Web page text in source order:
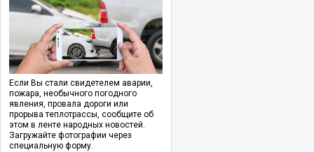
Если Вы стали свидетелем аварии,
пожара, необычного погодного
явления, провала дороги или
прорыва теплотрассы, сообщите об
этом в ленте народных новостей.
Загружайте фотографии через
специальную форму.